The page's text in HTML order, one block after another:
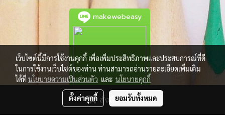
สั่งซื้อสินค้า
makewebeasy
เว็บไซต์นี้มีการใช้งานคุกกี้ เพื่อเพิ่มประสิทธิภาพและประสบการณ์ที่ดี
ในการใช้งานเว็บไซต์ของท่าน ท่านสามารถอ่านรายละเอียดเพิ่มเติม
ได้ที่นโยบายความเป็นส่วนตัว และ นโยบายคุกกี้
ตั้งค่าคุกกี้ ยอมรับทั้งหมด